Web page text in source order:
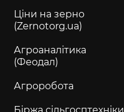
Ціни на зерно
(Zernotorg.ua)
Агроаналітика
(Феодал)
Агроробота
Біржа сільгосптехніки